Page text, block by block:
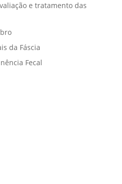
e tratamento das
da Fáscia
Fecal